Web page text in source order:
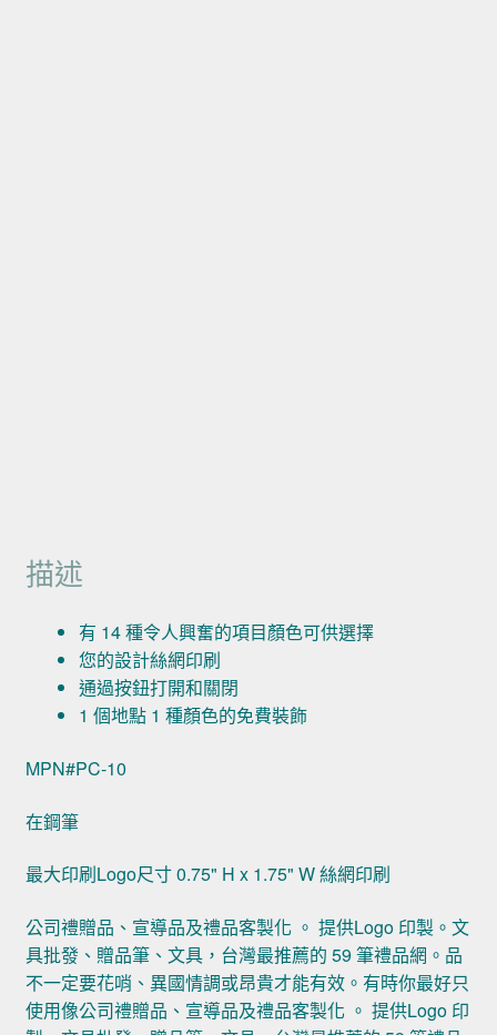
描述
有 14 種令人興奮的項目顏色可供選擇
您的設計絲網印刷
通過按鈕打開和關閉
1 個地點 1 種顏色的免費裝飾
MPN#PC-10
在鋼筆
最大印刷Logo尺寸 0.75" H x 1.75" W 絲網印刷
公司禮贈品、宣導品及禮品客製化 。 提供Logo 印製。文
具批發、贈品筆、文具，台灣最推薦的 59 筆禮品網。品
不一定要花哨、異國情調或昂貴才能有效。有時你最好只
使用像公司禮贈品、宣導品及禮品客製化 。 提供Logo 印